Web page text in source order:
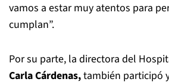
vamos a estar muy atentos para
cumplan”.
Por su parte, la directora del
Carla Cárdenas,también participó